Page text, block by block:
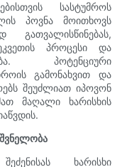
სასტუმროს
პოვნა მოითხოვს
პროცესი და
პოტენციური
გამონახვით და
შეუძლიათ იპოვონ
მაღალი ხარისხის
ხარისხი